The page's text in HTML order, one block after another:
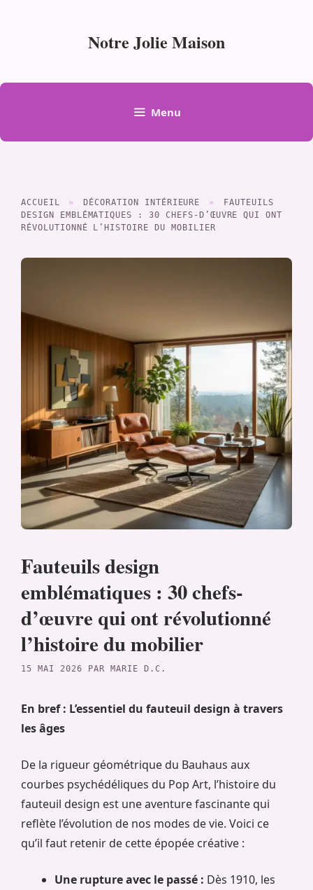
Notre Jolie Maison
Menu
ACCUEIL » DÉCORATION INTÉRIEURE »
FAUTEUILS
DESIGN EMBLÉMATIQUES : 30 CHEFS-D’ŒUVRE QUI ONT
RÉVOLUTIONNÉ L’HISTOIRE DU MOBILIER
Fauteuils design
emblématiques : 30 chefs-
d’œuvre qui ont révolutionné
l’histoire du mobilier
15 MAI 2026 PAR MARIE D.C.
En bref : L’essentiel du fauteuil design à travers
les âges
De la rigueur géométrique du Bauhaus aux
courbes psychédéliques du Pop Art, l’histoire du
fauteuil design est une aventure fascinante qui
reflète l’évolution de nos modes de vie. Voici ce
qu’il faut retenir de cette épopée créative :
Une rupture avec le passé : Dès 1910, les